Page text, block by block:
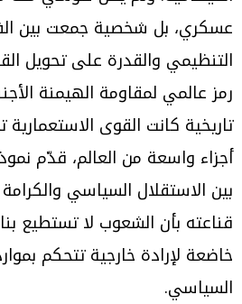
عسكري، بل شخصية جمعت بين
التنظيمي والقدرة على تحويل
رمز عالمي لمقاومة الهيمنة
تاريخية كانت القوى
أجزاء واسعة من العالم، قدّم
بين الاستقلال السياسي
قناعته بأن الشعوب لا تستطيع
خاضعة لإرادة خارجية تتحكم
السياسي.